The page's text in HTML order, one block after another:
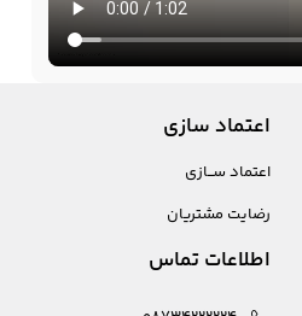
اعتماد سازی
اعتماد ســازی
رضایت مشتریان
اطلاعات تماس